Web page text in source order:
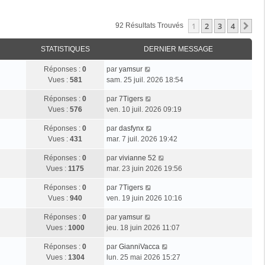
92 Résultats Trouvés 1 2 3 4
STATISTIQUES DERNIER MESSAGE
Réponses : 0
Vues : 581
par yamsur
sam. 25 juil. 2026 18:54
Réponses : 0
Vues : 576
par 7Tigers
ven. 10 juil. 2026 09:19
Réponses : 0
Vues : 431
par dasfynx
mar. 7 juil. 2026 19:42
Réponses : 0
Vues : 1175
par vivianne 52
mar. 23 juin 2026 19:56
Réponses : 0
Vues : 940
par 7Tigers
ven. 19 juin 2026 10:16
Réponses : 0
Vues : 1000
par yamsur
jeu. 18 juin 2026 11:07
Réponses : 0
Vues : 1304
par GianniVacca
lun. 25 mai 2026 15:27